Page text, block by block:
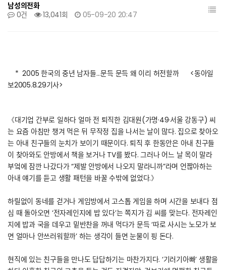
남성의전화
0건
13,041회 05-09-20 20:47
* 2005 한국의 중년 남자들…문득 문득 왜 이리 허전할까 <동아일
보2005.8.29기사>
《대기업 간부로 일하다 얼마 전 퇴직한 김대원(가명·49·서울 강동구) 씨
는 요즘 아침만 챙겨 먹은 뒤 무작정 집을 나서는 날이 많다. 집으로 찾아오
는 아내 친구들의 눈치가 보이기 때문이다. 퇴직 후 한동안은 아내 친구들
이 찾아와도 안방에서 책을 보거나 TV를 봤다. 그러나 어느 날 목이 말라
부엌에 잠깐 나갔다가 “제발 안방에서 나오지 말라니까”라며 언짢아하는
아내 얘기를 듣고 생활 패턴을 바꿀 수밖에 없었다.》
하릴없이 동네를 걷거나 게임방에서 고스톱 게임을 하며 시간을 보내다 점
심 때 돌아오면 ‘전자레인지에 밥 있다’는 쪽지가 김 씨를 맞는다. 전자레인
지에 밥과 국을 데우고 밑반찬을 꺼내 먹다가 문득 ‘따로 사시는 노모가 보
면 얼마나 안쓰러워할까’ 하는 생각이 들면 눈물이 핑 돈다.
현직에 있는 친구들을 만나도 답답하기는 마찬가지다. ‘기러기아빠’ 생활을